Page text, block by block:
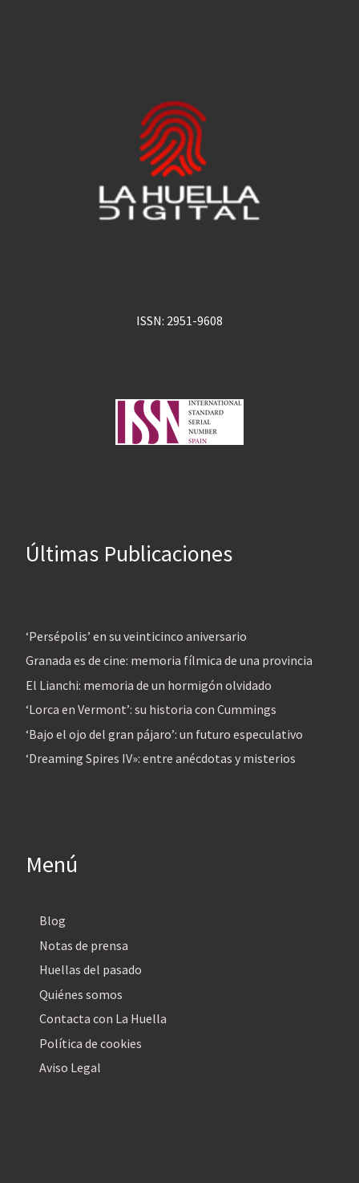
ISSN: 2951-9608
Últimas Publicaciones
‘Persépolis’ en su veinticinco aniversario
Granada es de cine: memoria fílmica de una provincia
El Lianchi: memoria de un hormigón olvidado
‘Lorca en Vermont’: su historia con Cummings
‘Bajo el ojo del gran pájaro’: un futuro especulativo
‘Dreaming Spires IV»: entre anécdotas y misterios
Menú
Blog
Notas de prensa
Huellas del pasado
Quiénes somos
Contacta con La Huella
Política de cookies
Aviso Legal